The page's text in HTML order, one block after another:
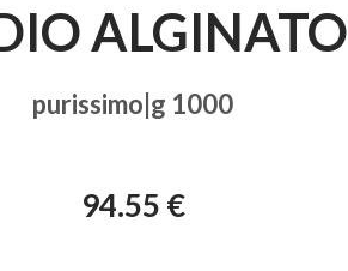
ALGINATO
purissimo|g 1000
94.55 €